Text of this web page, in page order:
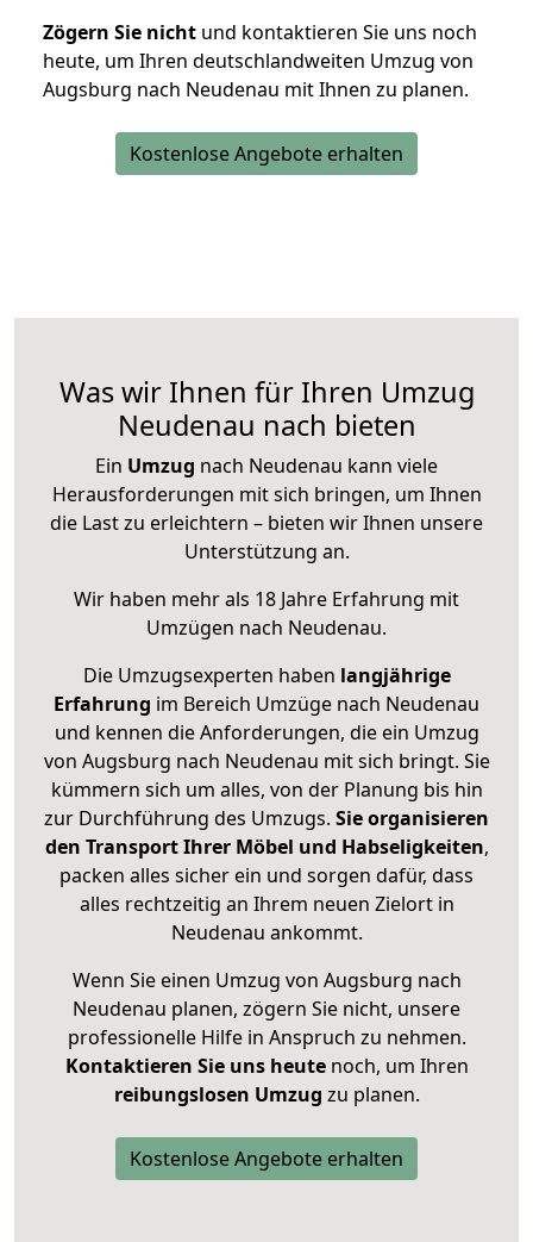
Zögern Sie nicht und kontaktieren Sie uns noch
heute, um Ihren deutschlandweiten Umzug von
Augsburg nach Neudenau mit Ihnen zu planen.
Kostenlose Angebote erhalten
Was wir Ihnen für Ihren Umzug
Neudenau nach bieten
Ein Umzug nach Neudenau kann viele
Herausforderungen mit sich bringen, um Ihnen
die Last zu erleichtern – bieten wir Ihnen unsere
Unterstützung an.
Wir haben mehr als 18 Jahre Erfahrung mit
Umzügen nach Neudenau.
Die Umzugsexperten haben langjährige
Erfahrung im Bereich Umzüge nach Neudenau
und kennen die Anforderungen, die ein Umzug
von Augsburg nach Neudenau mit sich bringt. Sie
kümmern sich um alles, von der Planung bis hin
zur Durchführung des Umzugs. Sie organisieren
den Transport Ihrer Möbel und Habseligkeiten,
packen alles sicher ein und sorgen dafür, dass
alles rechtzeitig an Ihrem neuen Zielort in
Neudenau ankommt.
Wenn Sie einen Umzug von Augsburg nach
Neudenau planen, zögern Sie nicht, unsere
professionelle Hilfe in Anspruch zu nehmen.
Kontaktieren Sie uns heutenoch, um Ihren
reibungslosen Umzug zu planen.
Kostenlose Angebote erhalten